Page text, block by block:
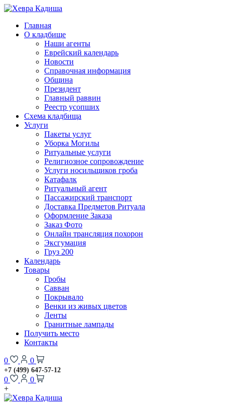
Главная
О кладбище
Наши агенты
Еврейский календарь
Новости
Справочная информация
Община
Президент
Главный раввин
Реестр усопших
Схема кладбища
Услуги
Пакеты услуг
Уборка Могилы
Ритуальные услуги
Религиозное сопровождение
Услуги носильщиков гроба
Катафалк
Ритуальный агент
Пассажирский транспорт
Доставка Предметов Ритуала
Оформление Заказа
Заказ Фото
Онлайн трансляция похорон
Эксгумация
Груз 200
Календарь
Товары
Гробы
Савван
Покрывало
Венки из живых цветов
Ленты
Гранитные лампады
Получить место
Контакты
0 0
+7 (499) 647-57-12
0
0
+